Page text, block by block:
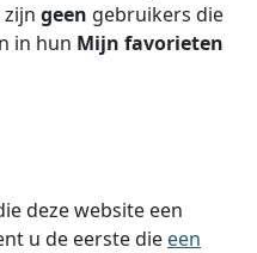
zijn geen gebruikers die
in hun Mijn favorieten
deze website een
u de eerste die een